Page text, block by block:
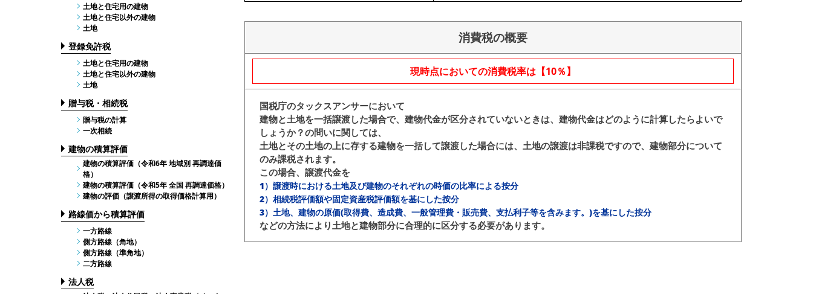
土地と住宅用の建物
土地と住宅以外の建物
土地
登録免許税
土地と住宅用の建物
土地と住宅以外の建物
土地
贈与税・相続税
贈与税の計算
一次相続
建物の積算評価
建物の積算評価（令和6年 地域別 再調達価
格）
建物の積算評価（令和5年 全国 再調達価格）
建物の評価（譲渡所得の取得価格計算用）
路線価から積算評価
一方路線
側方路線（角地）
側方路線（準角地）
二方路線
法人税
消費税の概要
現時点においての消費税率は【10％】
国税庁のタックスアンサーにおいて
建物と土地を一括譲渡した場合で、建物代金が区分されていないときは、建物代金はどのように計算したらよいで
しょうか？の問いに関しては、
土地とその土地の上に存する建物を一括して譲渡した場合には、土地の譲渡は非課税ですので、建物部分について
のみ課税されます。
この場合、譲渡代金を
1）譲渡時における土地及び建物のそれぞれの時価の比率による按分
2）相続税評価額や固定資産税評価額を基にした按分
3）土地、建物の原価(取得費、造成費、一般管理費・販売費、支払利子等を含みます。)を基にした按分
などの方法により土地と建物部分に合理的に区分する必要があります。